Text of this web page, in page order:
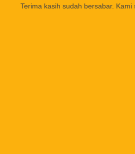
Terima kasih sudah bersabar.